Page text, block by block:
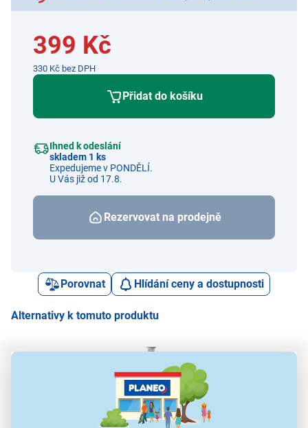
399 Kč
330 Kč bez DPH
Přidat do košíku
Ihned k odeslání
skladem 1 ks
Expedujeme v PONDĚLÍ.
U Vás již od 17.8.
Rezervovat na prodejně
Porovnat Hlídání ceny a dostupnosti
Alternativy k tomuto produktu
Apple Watch 38/40mm
Epico Milanese strap
Watch 38/40/41 Silv
Swissten Kovový
řemínek Apple Watch